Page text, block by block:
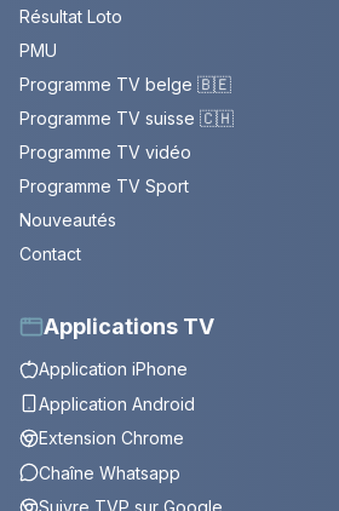
Résultat Loto
PMU
Programme TV belge 🇧🇪
Programme TV suisse 🇨🇭
Programme TV vidéo
Programme TV Sport
Nouveautés
Contact
Applications TV
Application iPhone
Application Android
Extension Chrome
Chaîne Whatsapp